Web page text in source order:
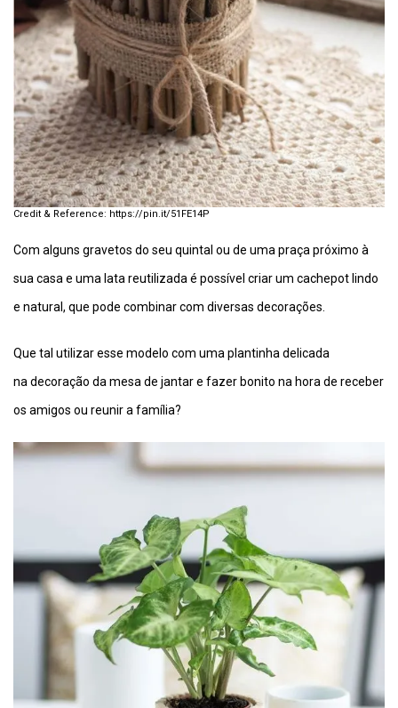
https://pin.it/51FE14P
Com alguns gravetos do seu quintal ou de uma praça próximo à
sua casa e uma lata reutilizada é possível criar um cachepot lindo
e natural, que pode combinar com diversas decorações.
Que tal utilizar esse modelo com uma plantinha delicada
na decoração da mesa de jantar e fazer bonito na hora de receber
os amigos ou reunir a família?